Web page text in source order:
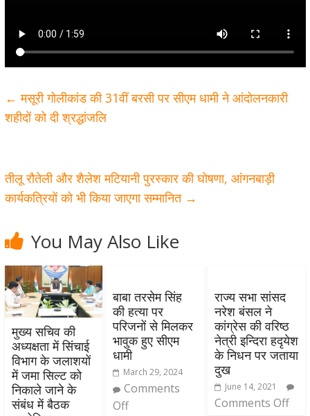
← मसूरी गोलीकांड की 31वीं बरसी पर सीएम धामी ने आंदोलनकारी
शहीदों को दी श्रद्धांजलि
तीलू रौतेली और शैलेश मटियानी पुरस्कार की घोषणा, आंगनबाड़ी
कार्यकत्रियों को भी किया जाएगा सम्मानित →
You May Also Like
मुख्य सचिव की
अध्यक्षता में सिंचाई
विभाग के जलाशयों
में जमा सिल्ट को
निकाले जाने के
संबंध में बैठक
बाबा तरसेम सिंह
की हत्या पर
परिजनों से मिलकर
भावुक हुए सीएम
धामी
March 29, 2024
Comments
Off
राज्य सभा सांसद
नरेश बंसल ने
कांग्रेस की वरिष्ठ
नेत्री इन्दिरा हदृयेश
के निधन पर जताया
दुख
June 14, 2021
Comments Off